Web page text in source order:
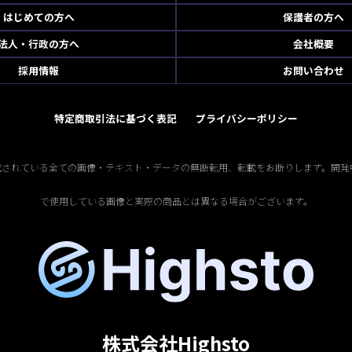
はじめての方へ
保護者の方へ
人・行政の方へ
会社概要
採用情報
お問い合わせ
特定商取引法に基づく表記 プライバシーポリシー
れている全ての画像・テキスト・データの無断転用、転載をお断りします。開
で使用している画像と実際の商品とは異なる場合がございます。
株式会社Highsto